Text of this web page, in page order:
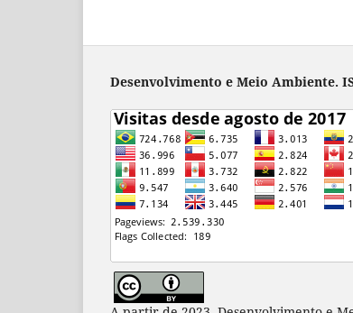
Desenvolvimento e Meio Ambiente.